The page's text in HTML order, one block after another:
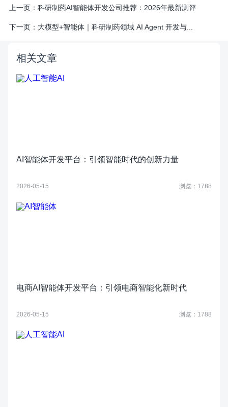
上一页： 科研制药AI智能体开发公司推荐：2026年最新测评
下一页： 大模型+智能体｜科研制药领域 AI Agent 开发与...
相关文章
AI智能体开发平台：引领智能时代的创新力量
2026-05-15 浏览：1788
电商AI智能体开发平台：引领电商智能化新时代
2026-05-15 浏览：1788